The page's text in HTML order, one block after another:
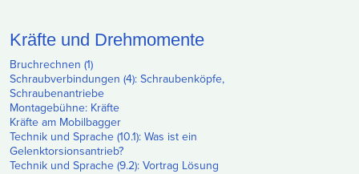
Kräfte und Drehmomente
Bruchrechnen (1)
Schraubverbindungen (4): Schraubenköpfe,
Schraubenantriebe
Montagebühne: Kräfte
Kräfte am Mobilbagger
Technik und Sprache (10.1): Was ist ein
Gelenktorsionsantrieb?
Technik und Sprache (9.2): Vortrag Lösung